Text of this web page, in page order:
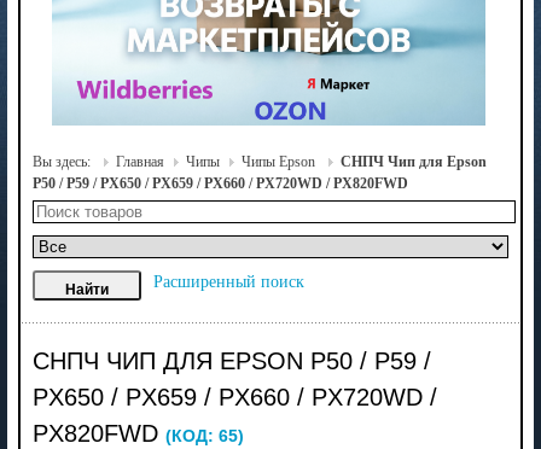
Вы здесь: Главная Чипы Чипы Epson
СНПЧ Чип для Epson
P50 / P59 / PX650 / PX659 / PX660 / PX720WD / PX820FWD
Расширенный поиск
СНПЧ ЧИП ДЛЯ EPSON P50 / P59 /
PX650 / PX659 / PX660 / PX720WD /
PX820FWD (КОД: 65)